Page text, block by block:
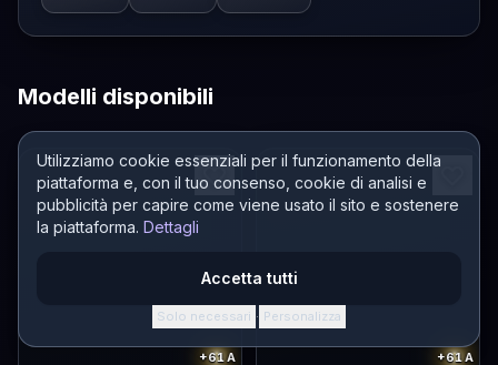
Utilizziamo cookie essenziali per il funzionamento della
piattaforma e, con il tuo consenso, cookie di analisi e
pubblicità per capire come viene usato il sito e sostenere
la piattaforma. Dettagli
Accetta tutti
Solo necessari · Personalizza
Modelli disponibili
+61A +61A